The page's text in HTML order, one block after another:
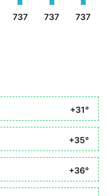
737 737 737
+31°
+35°
+36°